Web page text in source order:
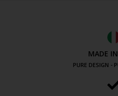
MADE
PURE DESIGN -